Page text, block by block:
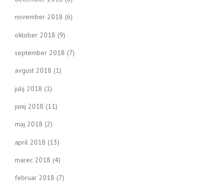
november 2018 (6)
oktober 2018 (9)
september 2018 (7)
avgust 2018 (1)
julij 2018 (1)
junij 2018 (11)
maj 2018 (2)
april 2018 (13)
marec 2018 (4)
februar 2018 (7)